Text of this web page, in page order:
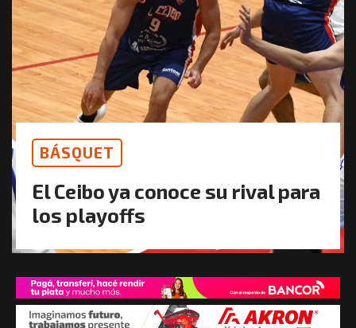
BÁSQUET
El Ceibo ya conoce su rival para
los playoffs